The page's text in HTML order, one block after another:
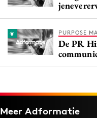
PURPOSE
De PR
Meer Adformatie